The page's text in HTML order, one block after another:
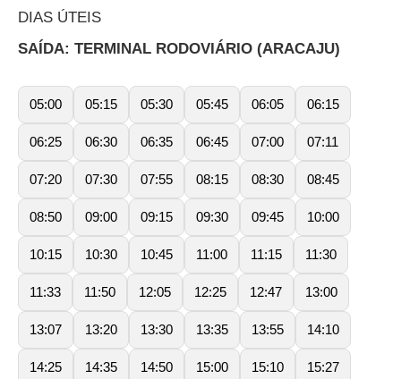
DIAS ÚTEIS
SAÍDA: TERMINAL RODOVIÁRIO (ARACAJU)
05:00 05:15 05:30 05:45 06:05 06:15
06:25 06:30 06:35 06:45 07:00 07:11
07:20 07:30 07:55 08:15 08:30 08:45
08:50 09:00 09:15 09:30 09:45 10:00
10:15 10:30 10:45 11:00 11:15 11:30
11:33 11:50 12:05 12:25 12:47 13:00
13:07 13:20 13:30 13:35 13:55 14:10
14:25 14:35 14:50 15:00 15:10 15:27